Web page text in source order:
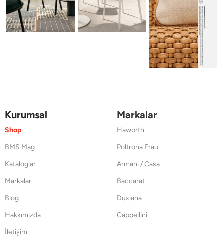
Kurumsal
Shop
BMS Mag
Kataloglar
Markalar
Blog
Hakkımızda
İletişim
Markalar
Haworth
Poltrona Frau
Armani / Casa
Baccarat
Duxiana
Cappellini